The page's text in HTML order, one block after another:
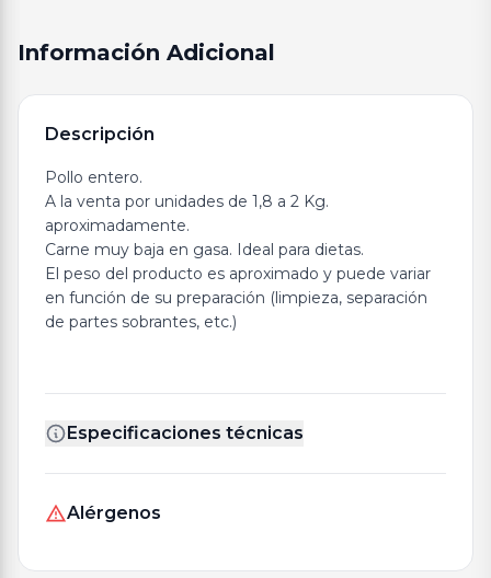
Información Adicional
Descripción
Pollo entero.
A la venta por unidades de 1,8 a 2 Kg.
aproximadamente.
Carne muy baja en gasa. Ideal para dietas.
El peso del producto es aproximado y puede variar
en función de su preparación (limpieza, separación
de partes sobrantes, etc.)
Especificaciones técnicas
Alérgenos